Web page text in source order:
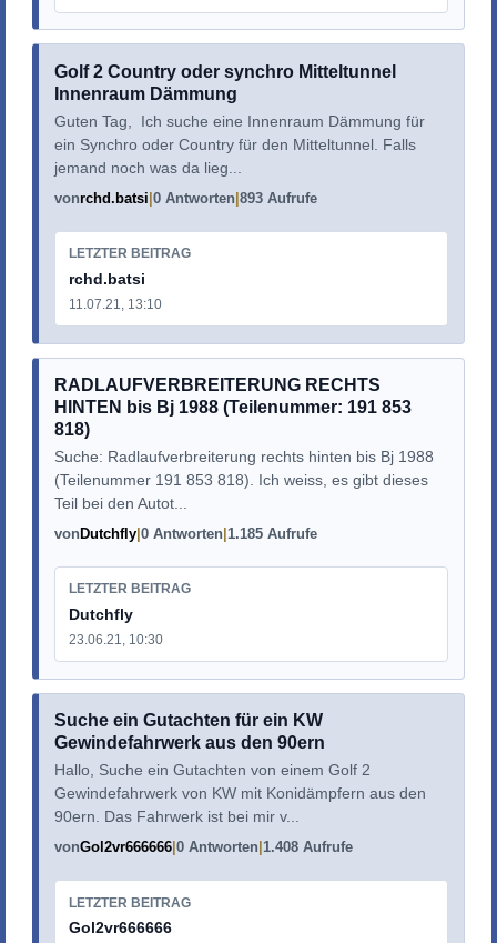
Golf 2 Country oder synchro Mitteltunnel
Innenraum Dämmung
Guten Tag, Ich suche eine Innenraum Dämmung für
ein Synchro oder Country für den Mitteltunnel. Falls
jemand noch was da lieg...
vonrchd.batsi 0 Antworten 893 Aufrufe
LETZTER BEITRAG
rchd.batsi
11.07.21, 13:10
RADLAUFVERBREITERUNG RECHTS
HINTEN bis Bj 1988 (Teilenummer: 191 853
818)
Suche: Radlaufverbreiterung rechts hinten bis Bj 1988
(Teilenummer 191 853 818). Ich weiss, es gibt dieses
Teil bei den Autot...
vonDutchfly 0 Antworten 1.185 Aufrufe
LETZTER BEITRAG
Dutchfly
23.06.21, 10:30
Suche ein Gutachten für ein KW
Gewindefahrwerk aus den 90ern
Hallo, Suche ein Gutachten von einem Golf 2
Gewindefahrwerk von KW mit Konidämpfern aus den
90ern. Das Fahrwerk ist bei mir v...
vonGol2vr666666 0 Antworten 1.408 Aufrufe
LETZTER BEITRAG
Gol2vr666666